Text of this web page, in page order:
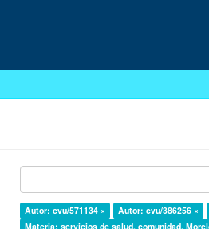
Autor: cvu/571134 × Autor: cvu/386256 ×
Materia: servicios de salud, comunidad,